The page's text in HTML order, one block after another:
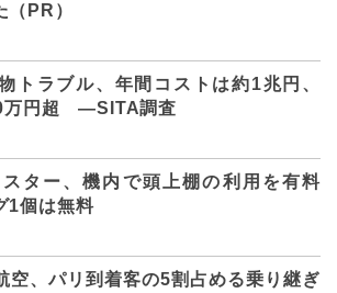
（PR）
トラブル、年間コストは約1兆円、
万円超 ―SITA調査
ター、機内で頭上棚の利用を有料
1個は無料
空、パリ到着客の5割占める乗り継ぎ